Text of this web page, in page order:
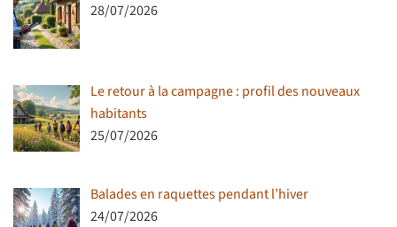
28/07/2026
Le retour à la campagne : profil des nouveaux
habitants
25/07/2026
Balades en raquettes pendant l’hiver
24/07/2026